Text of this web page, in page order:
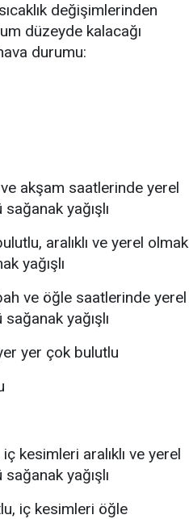
değişimlerinden
düzeyde kalacağı
durumu:
akşam saatlerinde yerel
yağışlı
aralıklı ve yerel olmak
yağışlı
ve öğle saatlerinde yerel
yağışlı
yer çok bulutlu
kesimleri aralıklı ve yerel
yağışlı
iç kesimleri öğle